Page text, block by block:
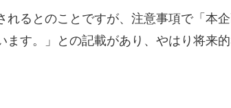
れるとのことですが、注意事項で「本
す。」との記載があり、やはり将来